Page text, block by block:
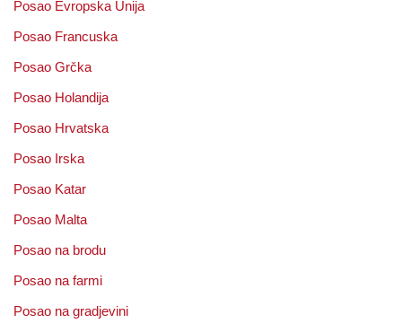
Posao Evropska Unija
Posao Francuska
Posao Grčka
Posao Holandija
Posao Hrvatska
Posao Irska
Posao Katar
Posao Malta
Posao na brodu
Posao na farmi
Posao na gradjevini